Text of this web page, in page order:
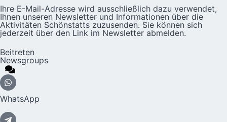
Ihre E-Mail-Adresse wird ausschließlich dazu verwendet,
Ihnen unseren Newsletter und Informationen über die
Aktivitäten Schönstatts zuzusenden. Sie können sich
jederzeit über den Link im Newsletter abmelden.
Beitreten
Newsgroups
WhatsApp